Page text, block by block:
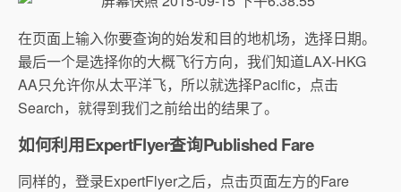
在页面上输入你要查询的始发和目的地机场，选择日期。
最后一个是选择你的大概飞行方向，我们知道LAX-HKG
AA只允许你从太平洋飞，所以就选择Pacific，点击
Search，就得到我们之前给出的结果了。
如何利用ExpertFlyer查询Published Fare
同样的，登录ExpertFlyer之后，点击页面左方的Fare